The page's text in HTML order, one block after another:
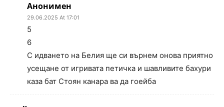
Анонимен
29.06.2025 At 17:01
5
6
С идването на Белия ще си върнем онова приятно
усещане от игривата петичка и шавливите бахури
каза бат Стоян канара ва да гоейба